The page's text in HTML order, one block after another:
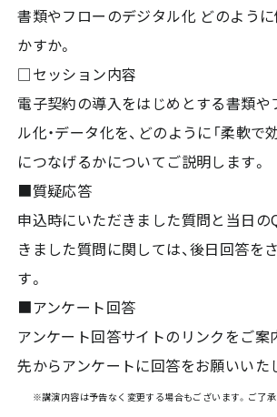
書類やフローのデジタル化 どのよう
かすか。
□セッション内容
電子契約の導入をはじめとする書類や
ル化・データ化を、どのように「柔軟で
につなげるかについてご説明します。
■質疑応答
申込時にいただきました質問と当日の
きました質問に関しては、後日回答を
す。
■アンケート回答
アンケート回答サイトのリンクをご案
先からアンケートに回答をお願いいた
※講演内容は予告なく変更する場合もございます。ご了承